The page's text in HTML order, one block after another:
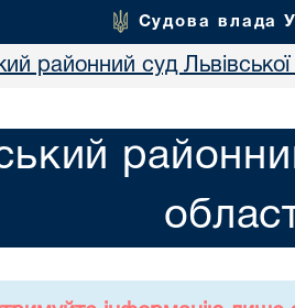
Судова влада
районний суд Львівської